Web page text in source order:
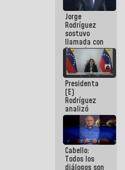
a servidores
públicos
Jorge
Rodríguez
sostuvo
llamada con
Dinorah
Figuera y
acuerdan
primer
encuentro
presencial
para el
diálogo
Presidenta
(E)
Rodríguez
analizó
junto a
gobernadores
planes de
recuperación
del Sistema
Eléctrico
Cabello:
Todos los
diálogos son